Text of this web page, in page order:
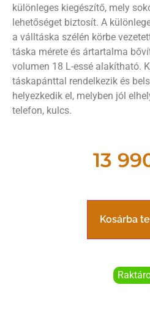
különleges kiegészítő, mely
lehetőséget biztosít. A
a válltáska szélén körbe
táska mérete és ártartalma
volumen 18 L-essé alakítható.
táskapánttal rendelkezik és
helyezkedik el, melyben jól
telefon, kulcs.
13
Kosárba